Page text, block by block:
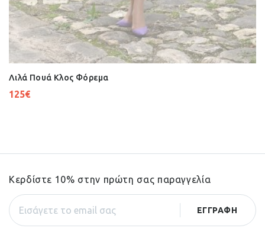
Λιλά Πουά Κλος Φόρεμα
125€
Κερδίστε 10% στην πρώτη σας παραγγελία